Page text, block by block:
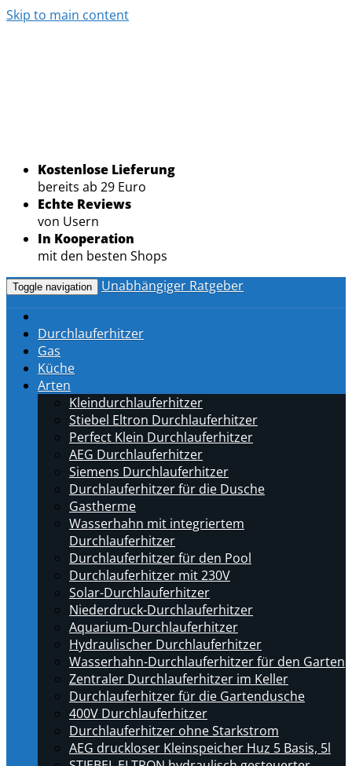
Skip to main content
Kostenlose Lieferung
bereits ab 29 Euro
Echte Reviews
von Usern
In Kooperation
mit den besten Shops
Toggle navigation Unabhängiger Ratgeber
Durchlauferhitzer
Gas
Küche
Arten
Kleindurchlauferhitzer
Stiebel Eltron Durchlauferhitzer
Perfect Klein Durchlauferhitzer
AEG Durchlauferhitzer
Siemens Durchlauferhitzer
Durchlauferhitzer für die Dusche
Gastherme
Wasserhahn mit integriertem
Durchlauferhitzer
Durchlauferhitzer für den Pool
Durchlauferhitzer mit 230V
Solar-Durchlauferhitzer
Niederdruck-Durchlauferhitzer
Aquarium-Durchlauferhitzer
Hydraulischer Durchlauferhitzer
Wasserhahn-Durchlauferhitzer für den Garten
Zentraler Durchlauferhitzer im Keller
Durchlauferhitzer für die Gartendusche
400V Durchlauferhitzer
Durchlauferhitzer ohne Starkstrom
AEG druckloser Kleinspeicher Huz 5 Basis, 5l